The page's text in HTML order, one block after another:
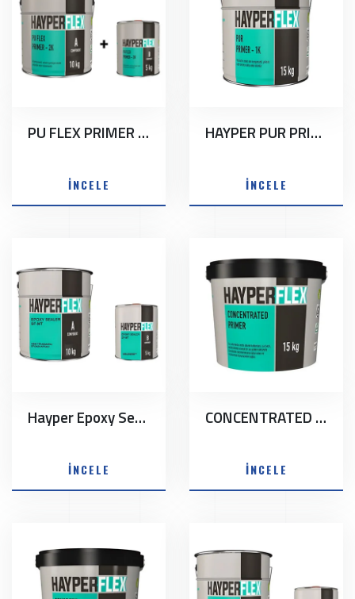
PU FLEX PRIMER 2K
İNCELE
HAYPER PUR PRIMER-1K
İNCELE
Hayper Epoxy Sealer SF-MT
İNCELE
CONCENTRATED PRIMER
İNCELE